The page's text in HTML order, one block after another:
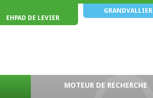
EHPAD DE LEVIER
GRANDVALLIER
MOTEUR DE RECHERCHE